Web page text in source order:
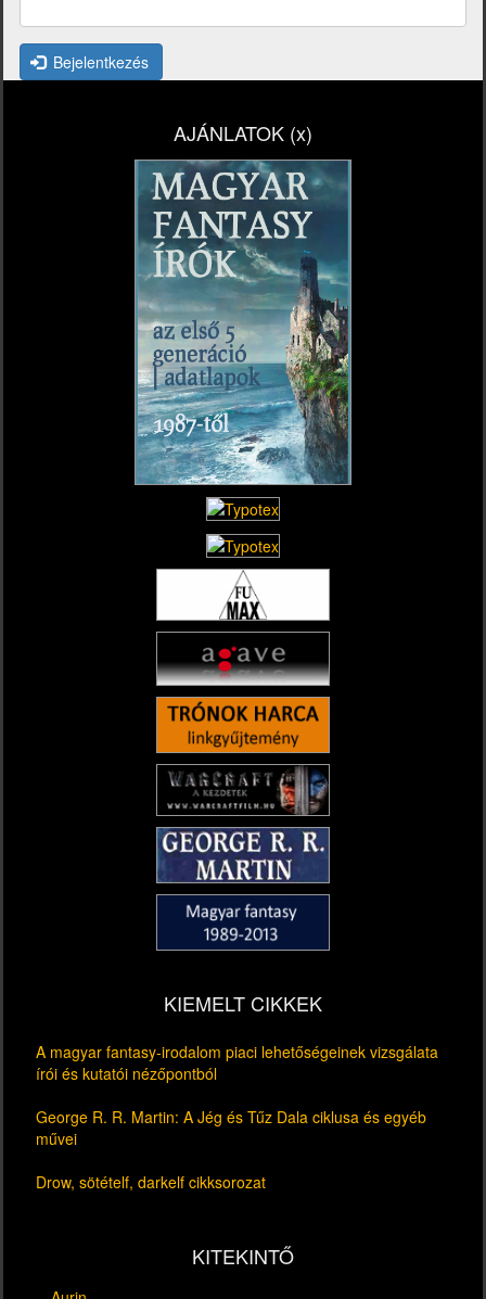
Bejelentkezés
AJÁNLATOK (x)
KIEMELT CIKKEK
A magyar fantasy-irodalom piaci lehetőségeinek vizsgálata
írói és kutatói nézőpontból
George R. R. Martin: A Jég és Tűz Dala ciklusa és egyéb
művei
Drow, sötételf, darkelf cikksorozat
KITEKINTŐ